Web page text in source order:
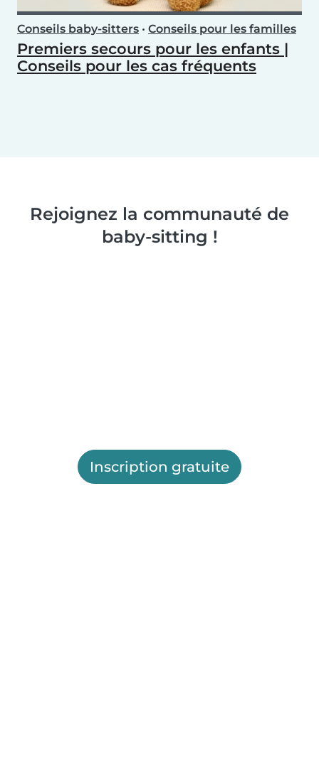
Conseils baby-sitters • Conseils pour les familles
Premiers secours pour les enfants |
Conseils pour les cas fréquents
Rejoignez la communauté de
baby-sitting !
Inscription gratuite